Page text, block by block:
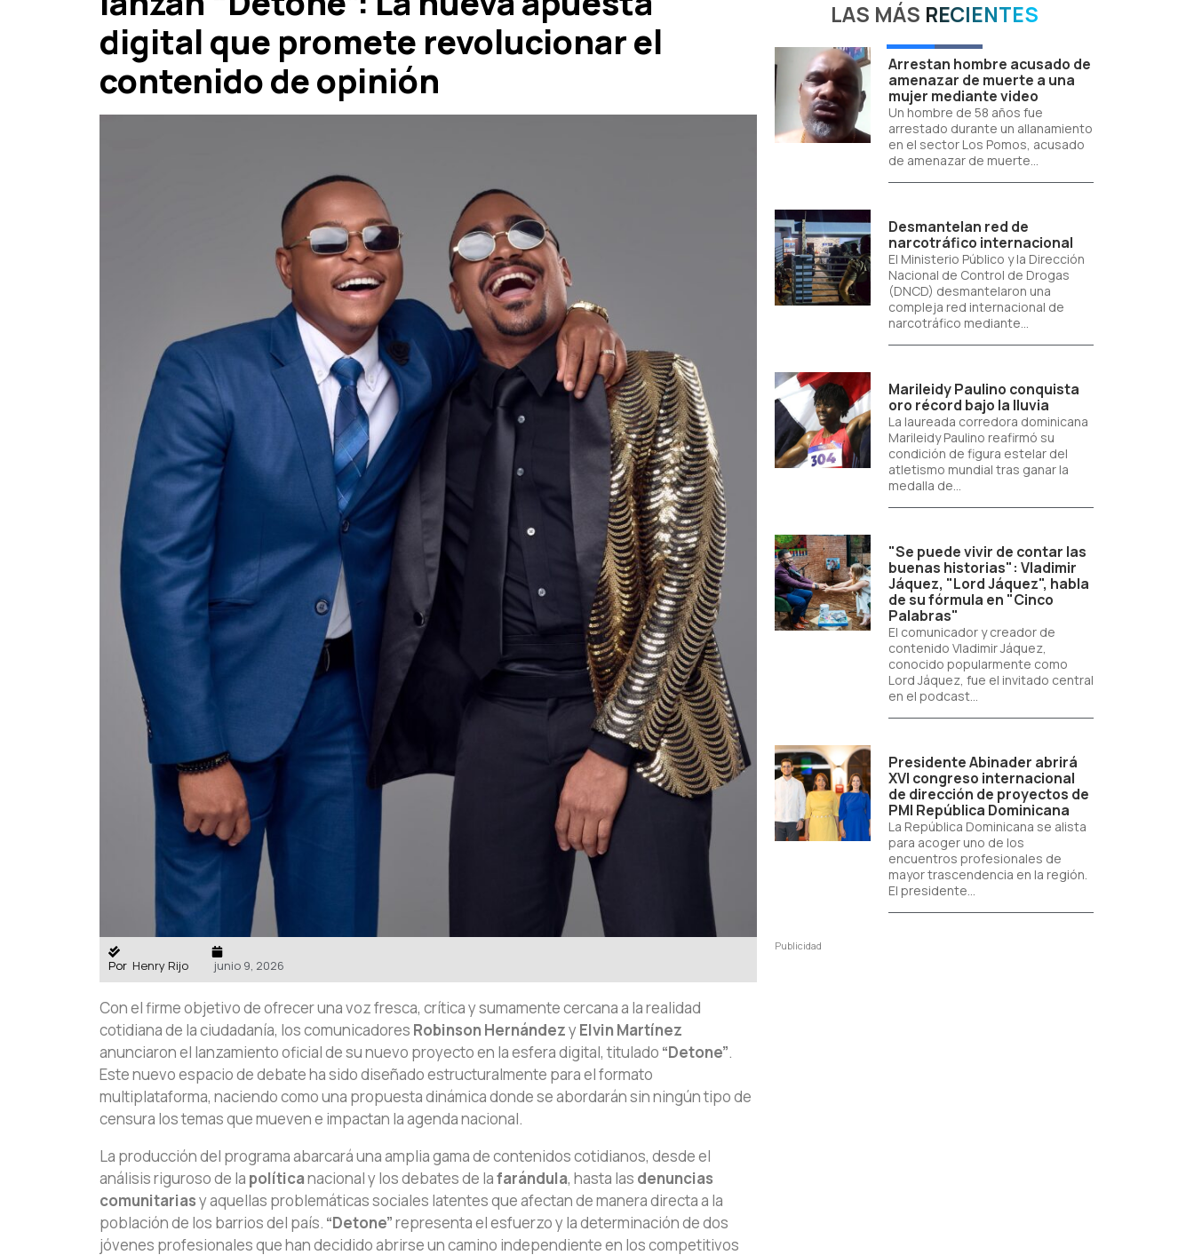
digital que promete revolucionar el
contenido de opinión
Por Henry Rijo junio 9, 2026
Con el firme objetivo de ofrecer una voz fresca, crítica y sumamente cercana a la realidad
cotidiana de la ciudadanía, los comunicadores Robinson HernándezyElvin Martínez
anunciaron el lanzamiento oficial de su nuevo proyecto en la esfera digital, titulado “Detone”.
Este nuevo espacio de debate ha sido diseñado estructuralmente para el formato
multiplataforma, naciendo como una propuesta dinámica donde se abordarán sin ningún tipo de
censura los temas que mueven e impactan la agenda nacional.
La producción del programa abarcará una amplia gama de contenidos cotidianos, desde el
análisis riguroso de la políticanacional y los debates de lafarándula, hasta las denuncias
comunitariasy aquellas problemáticas sociales latentes que afectan de manera directa a la
población de los barrios del país. “Detone”representa el esfuerzo y la determinación de dos
jóvenes profesionales que han decidido abrirse un camino independiente en los competitivos
LAS MÁS RECIENTES
Arrestan hombre acusado de
amenazar de muerte a una
mujer mediante video
Un hombre de 58 años fue
arrestado durante un allanamiento
en el sector Los Pomos, acusado
de amenazar de muerte...
Desmantelan red de
narcotráfico internacional
El Ministerio Público y la Dirección
Nacional de Control de Drogas
(DNCD) desmantelaron una
compleja red internacional de
narcotráfico mediante...
Marileidy Paulino conquista
oro récord bajo la lluvia
La laureada corredora dominicana
Marileidy Paulino reafirmó su
condición de figura estelar del
atletismo mundial tras ganar la
medalla de...
"Se puede vivir de contar las
buenas historias": Vladimir
Jáquez, "Lord Jáquez", habla
de su fórmula en "Cinco
Palabras"
El comunicador y creador de
contenido Vladimir Jáquez,
conocido popularmente como
Lord Jáquez, fue el invitado central
en el podcast...
Presidente Abinader abrirá
XVI congreso internacional
de dirección de proyectos de
PMI República Dominicana
La República Dominicana se alista
para acoger uno de los
encuentros profesionales de
mayor trascendencia en la región.
El presidente...
Publicidad